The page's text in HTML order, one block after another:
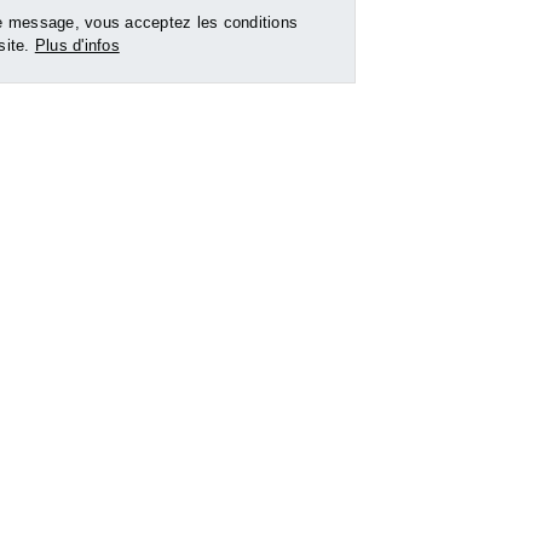
message, vous acceptez les conditions
Plus d'infos